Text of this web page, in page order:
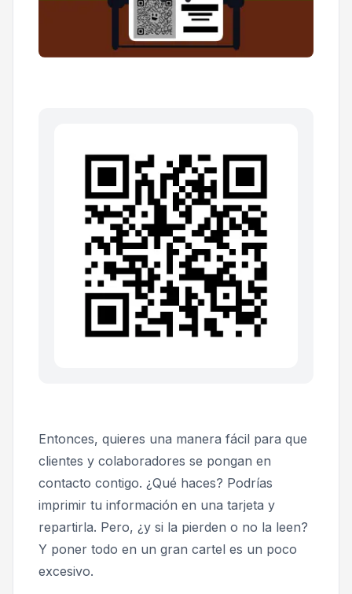
Entonces, quieres una manera fácil para que
clientes y colaboradores se pongan en
contacto contigo. ¿Qué haces? Podrías
imprimir tu información en una tarjeta y
repartirla. Pero, ¿y si la pierden o no la leen?
Y poner todo en un gran cartel es un poco
excesivo.